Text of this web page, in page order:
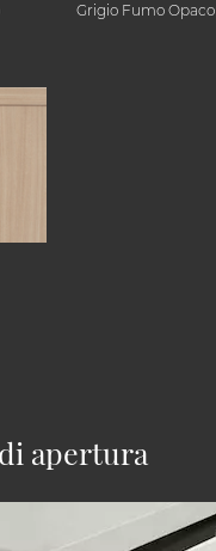
Grigio Fumo Opaco
apertura